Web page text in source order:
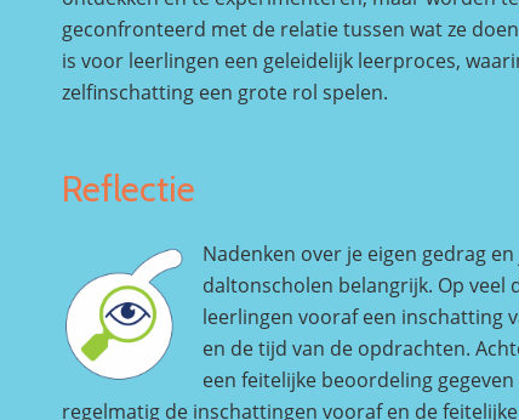
geconfronteerd met de relatie tussen wat ze
is voor leerlingen een geleidelijk leerproces,
zelfinschatting een grote rol spelen.
Reflectie
Nadenken over je eigen gedrag
daltonscholen belangrijk. Op veel
leerlingen vooraf een inschatting
en de tijd van de opdrachten.
een feitelijke beoordeling
regelmatig de inschattingen vooraf en de